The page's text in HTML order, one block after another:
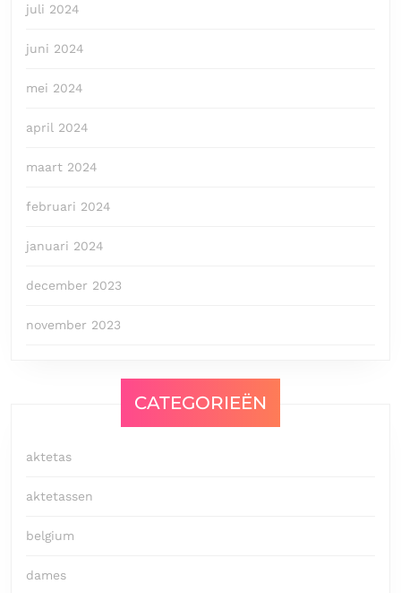
juli 2024
juni 2024
mei 2024
april 2024
maart 2024
februari 2024
januari 2024
december 2023
november 2023
CATEGORIEËN
aktetas
aktetassen
belgium
dames